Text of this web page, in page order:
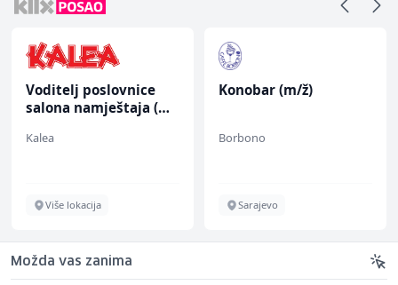
Voditelj poslovnice
salona namještaja (m/
Kalea
Više lokacija
Konobar (m/ž)
Borbono
Sarajevo
Možda vas zanima